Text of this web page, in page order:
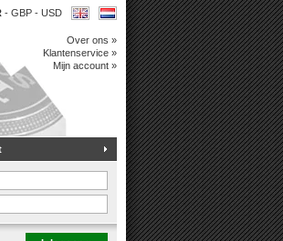
- GBP - USD
Over ons »
Klantenservice »
Mijn account »